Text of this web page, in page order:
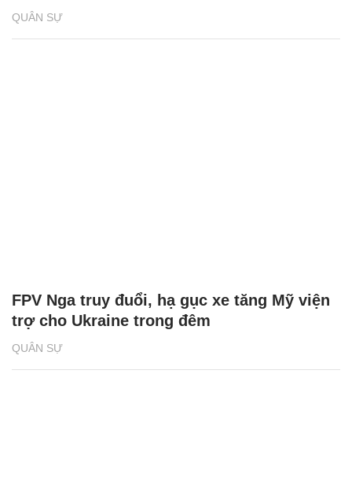
QUÂN SỰ
QUÂN SỰ
FPV Nga truy đuổi, hạ gục xe tăng Mỹ viện
trợ cho Ukraine trong đêm